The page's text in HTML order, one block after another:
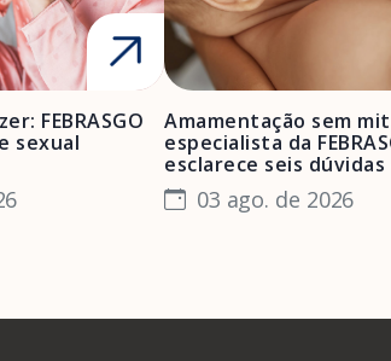
FEBRASGO
sexual
Amamentação sem
especialista da
esclarece seis dúvidas
03 ago. de 2026